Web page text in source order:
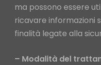
ma possono essere
ricavare informazioni
finalità legate alla
– Modalità del